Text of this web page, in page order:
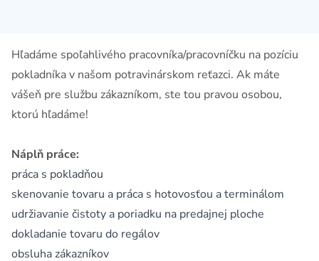
Hľadáme spoľahlivého pracovníka/pracovníčku na pozíciu
pokladníka v našom potravinárskom reťazci. Ak máte
vášeň pre službu zákazníkom, ste tou pravou osobou,
ktorú hľadáme!
Náplň práce:
práca s pokladňou
skenovanie tovaru a práca s hotovosťou a terminálom
udržiavanie čistoty a poriadku na predajnej ploche
dokladanie tovaru do regálov
obsluha zákazníkov